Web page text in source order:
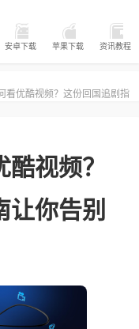
安卓下载 苹果下载 资讯教程
看优酷视频？这份回国追剧指
视频？
让你告别